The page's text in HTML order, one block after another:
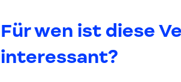
Für wen ist diese
interessant?